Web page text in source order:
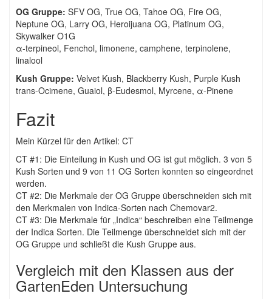
OG Gruppe: SFV OG, True OG, Tahoe OG, Fire OG,
Neptune OG, Larry OG, Heroijuana OG, Platinum OG,
Skywalker O1G
α-terpineol, Fenchol, limonene, camphene, terpinolene,
linalool
Kush Gruppe: Velvet Kush, Blackberry Kush, Purple Kush
trans-Ocimene, Guaiol, β-Eudesmol, Myrcene, α-Pinene
Fazit
Mein Kürzel für den Artikel: CT
CT #1: Die Einteilung in Kush und OG ist gut möglich. 3 von 5
Kush Sorten und 9 von 11 OG Sorten konnten so eingeordnet
werden.
CT #2: Die Merkmale der OG Gruppe überschneiden sich mit
den Merkmalen von Indica-Sorten nach Chemovar2.
CT #3: Die Merkmale für „Indica“ beschreiben eine Teilmenge
der Indica Sorten. Die Teilmenge überschneidet sich mit der
OG Gruppe und schließt die Kush Gruppe aus.
Vergleich mit den Klassen aus der
GartenEden Untersuchung